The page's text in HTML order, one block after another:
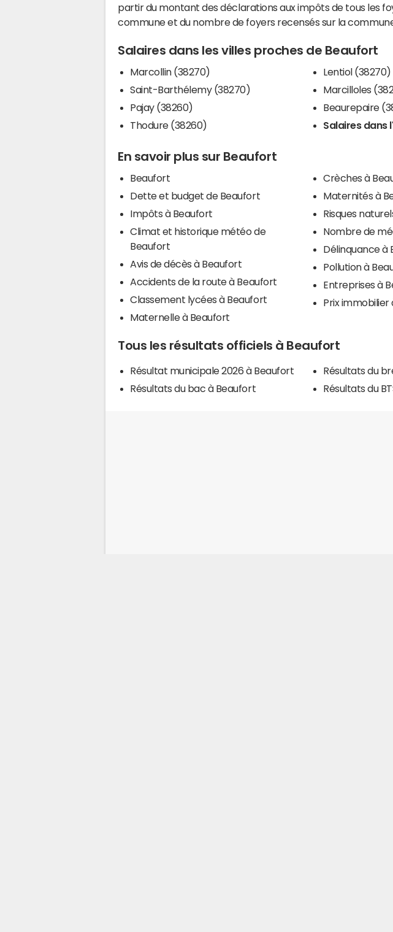
partir du montant des déclarations aux impôts de tous les
commune et du nombre de foyers recensés sur la
Salaires dans les villes proches de Beaufort
Marcollin (38270)
Saint-Barthélemy (38270)
Pajay (38260)
Thodure (38260)
Lentiol (38270)
Marcilloles
Beaurepaire
Salaires dans
En savoir plus sur Beaufort
Beaufort
Dette et budget de Beaufort
Impôts à Beaufort
Climat et historique météo de
Beaufort
Avis de décès à Beaufort
Accidents de la route à Beaufort
Classement lycées à Beaufort
Maternelle à Beaufort
Crèches à
Maternités à
Risques
Nombre de
Délinquance à
Pollution à
Entreprises à
Prix immobilier
Tous les résultats officiels à Beaufort
Résultat municipale 2026 à Beaufort
Résultats du bac à Beaufort
Résultats du
Résultats du